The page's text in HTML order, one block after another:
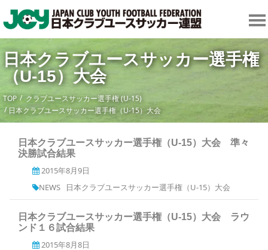
日本クラブユースサッカー選手権
（U-15）大会
TOP
クラブユースサッカー選手権 (U-15)
日本クラブユースサッカー選手権（U-15）大会
日本クラブユースサッカー選手権（U-15）大会 準々
決勝試合結果
2015年8月9日
NEWS
日本クラブユースサッカー選手権（U-15）大会
日本クラブユースサッカー選手権（U-15）大会 ラウ
ンド１６試合結果
2015年8月8日